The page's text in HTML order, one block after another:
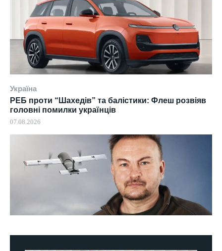
Україна
РЕБ проти “Шахедів” та балістики: Флеш розвіяв
головні помилки українців
07.08.2026